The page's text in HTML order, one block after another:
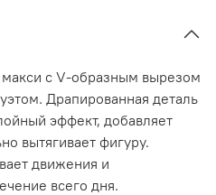
с V-образным вырезом
Драпированная деталь
эффект, добавляет
вытягивает фигуру.
движения и
всего дня.